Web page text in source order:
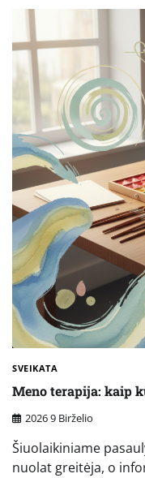
SVEIKATA
Meno terapija: kaip
2026 9 Birželio
Šiuolaikiniame
nuolat greitėja, o